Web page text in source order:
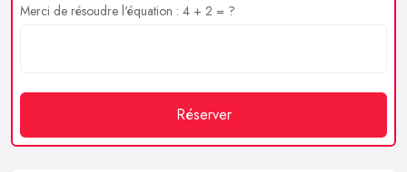
Merci de résoudre l'équation : 4 + 2 = ?
Réserver